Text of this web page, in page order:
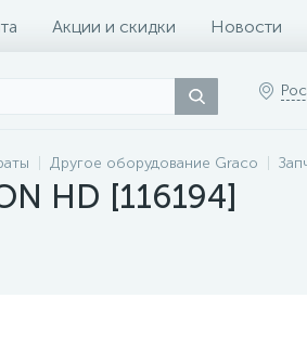
Акции и скидки Новости
Другое оборудование Graco
HD [116194]